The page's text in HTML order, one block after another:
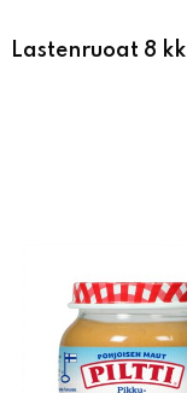
Lastenruoat 8 kk